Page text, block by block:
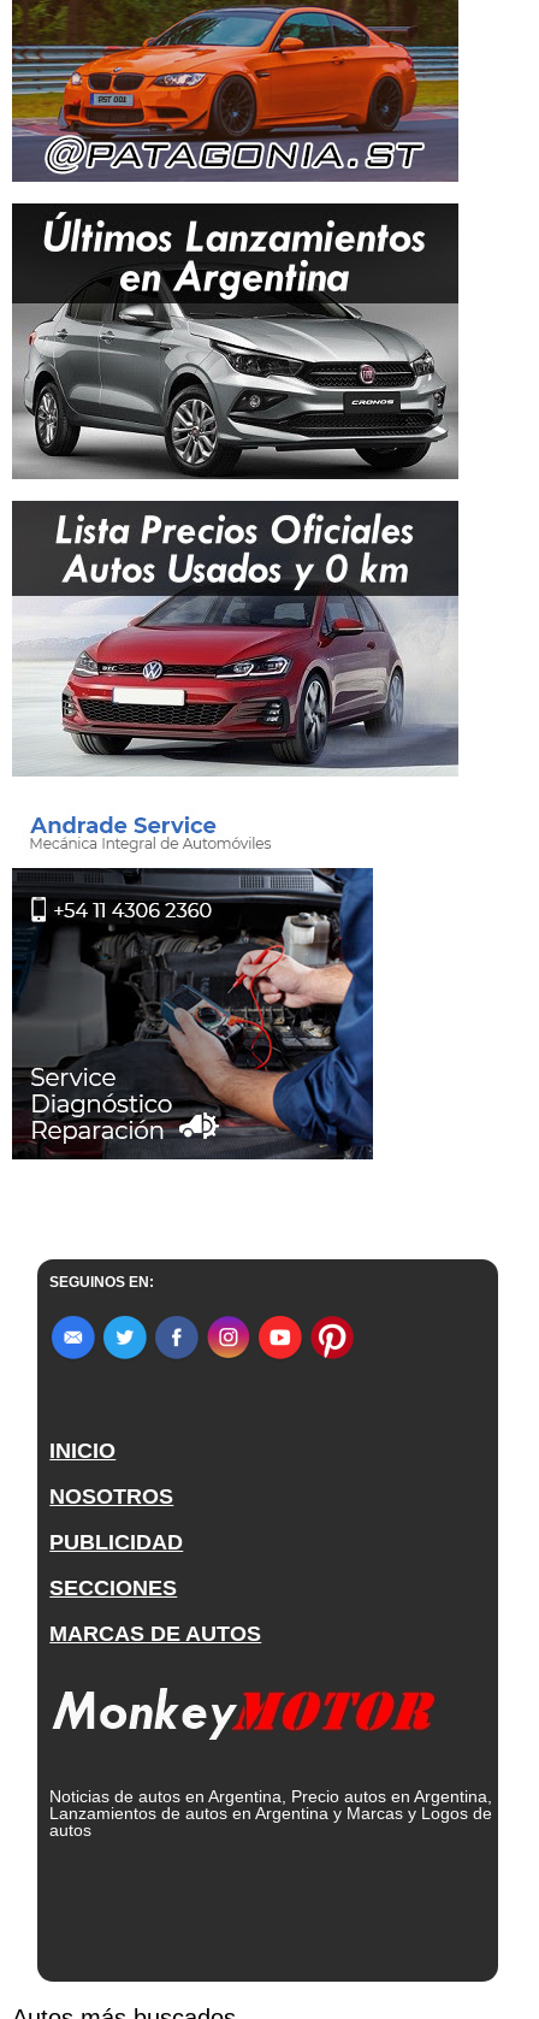
SEGUINOS EN:
INICIO
NOSOTROS
PUBLICIDAD
SECCIONES
MARCAS DE AUTOS
Noticias de autos en Argentina, Precio autos en Argentina,
Lanzamientos de autos en Argentina y Marcas y Logos de
autos